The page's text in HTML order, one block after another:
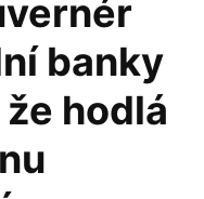
banky
hodlá